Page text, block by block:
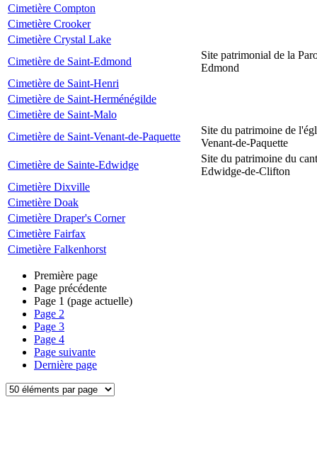
Cimetière Compton
Cimetière Crooker
Cimetière Crystal Lake
Cimetière de Saint-Edmond
Site patrimonial de la
Edmond
Cimetière de Saint-Henri
Cimetière de Saint-Herménégilde
Cimetière de Saint-Malo
Cimetière de Saint-Venant-de-Paquette
Site du patrimoine de
Venant-de-Paquette
Cimetière de Sainte-Edwidge
Site du patrimoine du
Edwidge-de-Clifton
Cimetière Dixville
Cimetière Doak
Cimetière Draper's Corner
Cimetière Fairfax
Cimetière Falkenhorst
Première page
Page précédente
Page 1 (page actuelle)
Page 2
Page 3
Page 4
Page suivante
Dernière page